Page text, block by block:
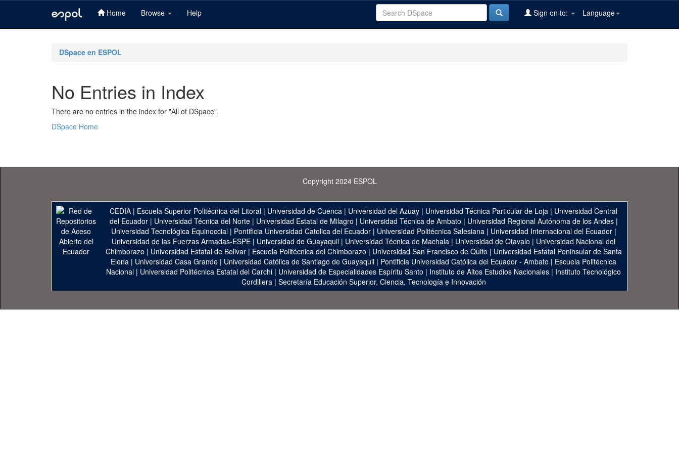
Home Browse Help Language
Sign on to:
DSpace en ESPOL
No Entries in Index
There are no entries in the index for "All of DSpace".
DSpace Home
Copyright 2024 ESPOL
CEDIA | Escuela Superior Politécnica del Litoral | Universidad de Cuenca | Universidad del Azuay | Universidad Técnica Particular de Loja | Universidad Central
del Ecuador| Universidad Técnica del Norte| Universidad Estatal de Milagro | Universidad Técnica de Ambato | Universidad Regional Autónoma de los Andes|
Universidad Tecnológica Equinoccial| Pontificia Universidad Catolica del Ecuador| Universidad Politécnica Salesiana| Universidad Internacional del Ecuador|
Universidad de las Fuerzas Armadas-ESPE | Universidad de Guayaquil | Universidad Técnica de Machala | Universidad de Otavalo | Universidad Nacional del
Chimborazo | Universidad Estatal de Bolivar| Escuela Politécnica del Chimborazo | Universidad San Francisco de Quito | Universidad Estatal Peninsular de Santa
Elena | Universidad Casa Grande | Universidad Católica de Santiago de Guayaquil | Pontificia Universidad Católica del Ecuador - Ambato | Escuela Politécnica
Nacional | Universidad Politécnica Estatal del Carchi | Universidad de Especialidades Espíritu Santo | Instituto de Altos Estudios Nacionales | Instituto Tecnológico
Cordillera| Secretaría Educación Superior, Ciencia, Tecnología e Innovación